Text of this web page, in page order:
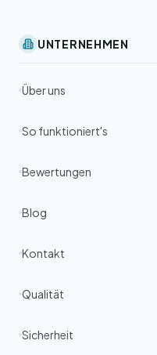
UNTERNEHMEN
Über uns
So funktioniert's
Bewertungen
Blog
Kontakt
Qualität
Sicherheit